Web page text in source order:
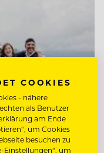
COOKIES
- nähere
als Benutzer
am Ende
um Cookies
besuchen zu
Einstellungen“, um